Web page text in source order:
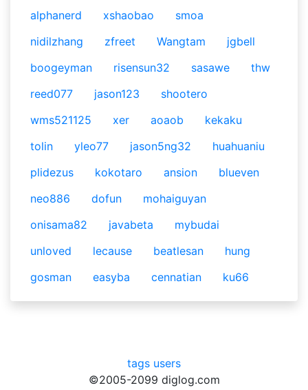
alphanerd
xshaobao
smoa
nidilzhang
zfreet Wangtam
jgbell
boogeyman
risensun32 sasawe
thw
reed077
jason123
shootero
wms521125
xer aoaob
kekaku
tolin
yleo77 jason5ng32
huahuaniu
plidezus
kokotaro ansion
blueven
neo886
dofun
mohaiguyan
onisama82
javabeta
mybudai
unloved
lecause beatlesan
hung
gosman
easyba cennatian ku66
tags users
©2005-2099 diglog.com